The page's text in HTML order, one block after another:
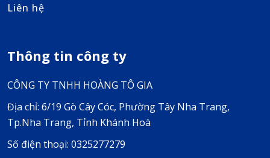
Liên hệ
Thông tin công ty
CÔNG TY TNHH HOÀNG TÔ GIA
Địa chỉ: 6/19 Gò Cây Cóc, Phường Tây Nha Trang,
Tp.Nha Trang, Tỉnh Khánh Hoà
Số điện thoại: 0325277279